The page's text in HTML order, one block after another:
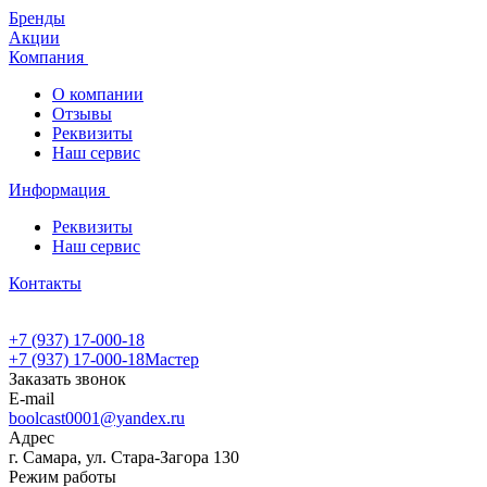
Бренды
Акции
Компания
О компании
Отзывы
Реквизиты
Наш сервис
Информация
Реквизиты
Наш сервис
Контакты
+7 (937) 17-000-18
+7 (937) 17-000-18Мастер
Заказать звонок
E-mail
boolcast0001@yandex.ru
Адрес
г. Самара, ул. Стара-Загора 130
Режим работы